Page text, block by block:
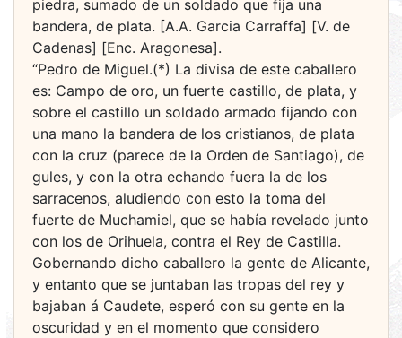
piedra, sumado de un soldado que fija una
bandera, de plata. [A.A. Garcia Carraffa] [V. de
Cadenas] [Enc. Aragonesa].
“Pedro de Miguel.(*) La divisa de este caballero
es: Campo de oro, un fuerte castillo, de plata, y
sobre el castillo un soldado armado fijando con
una mano la bandera de los cristianos, de plata
con la cruz (parece de la Orden de Santiago), de
gules, y con la otra echando fuera la de los
sarracenos, aludiendo con esto la toma del
fuerte de Muchamiel, que se había revelado junto
con los de Orihuela, contra el Rey de Castilla.
Gobernando dicho caballero la gente de Alicante,
y entanto que se juntaban las tropas del rey y
bajaban á Caudete, esperó con su gente en la
oscuridad y en el momento que considero